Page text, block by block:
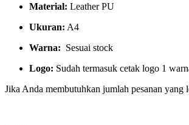
Material: Leather PU
Ukuran: A4
Warna: Sesuai stock
Logo: Sudah termasuk cetak logo 1
Jika Anda membutuhkan jumlah pesanan